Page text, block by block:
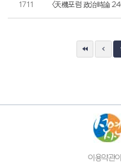
1711 <天機포럼 政治時論
1
이용약관